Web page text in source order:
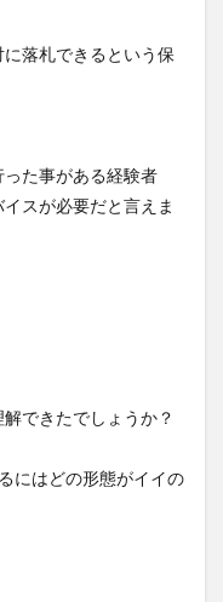
落札できるという保
た事がある経験者
スが必要だと言えま
できたでしょうか？
にはどの形態がイイの